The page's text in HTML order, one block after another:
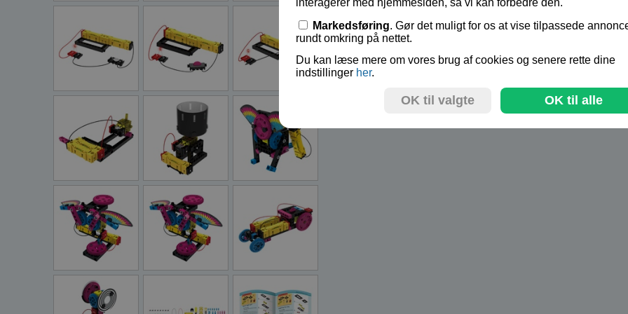
interagerer med hjemmesiden, så vi kan forbedre den.
Markedsføring. Gør det muligt for os at vise tilpassede
rundt omkring på nettet.
Du kan læse mere om vores brug af cookies og senere rette dine
indstillinger her.
OK til valgte OK til alle